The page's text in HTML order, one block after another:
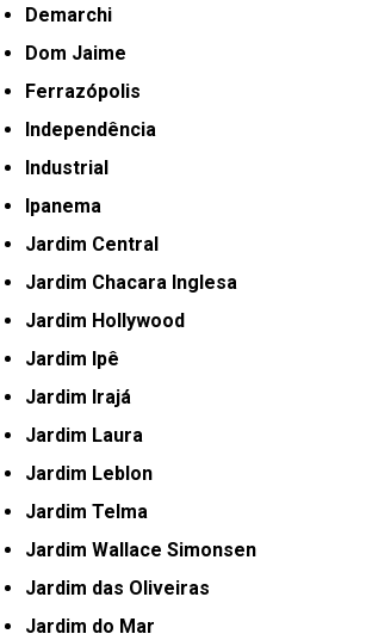
Demarchi
Dom Jaime
Ferrazópolis
Independência
Industrial
Ipanema
Jardim Central
Jardim Chacara Inglesa
Jardim Hollywood
Jardim Ipê
Jardim Irajá
Jardim Laura
Jardim Leblon
Jardim Telma
Jardim Wallace Simonsen
Jardim das Oliveiras
Jardim do Mar